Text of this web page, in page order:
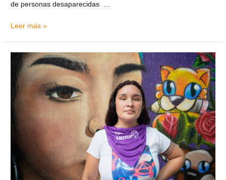
de personas desaparecidas …
Leer más »